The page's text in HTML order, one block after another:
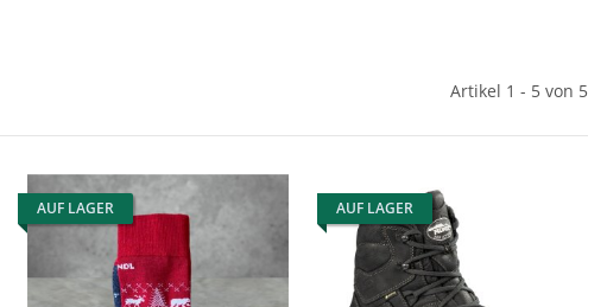
Artikel 1 - 5 von 5
AUF LAGER AUF LAGER